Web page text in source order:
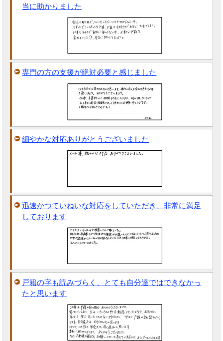
当に助かりました
専門の方の支援が絶対必要と感じました
細やかな対応ありがとうございました
迅速かつていねいな対応をしていただき、非常に満足
しております
戸籍の字も読みづらく、とても自分達ではできなかっ
たと思います